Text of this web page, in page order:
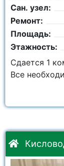
Сан. узел:
Ремонт:
Площадь:
Этажность:
Сдается 1
Все